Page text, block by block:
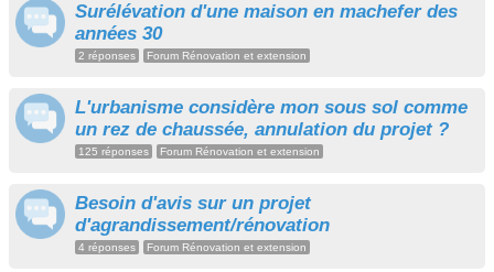
Surélévation d'une maison en machefer des
années 30
2 réponses Forum Rénovation et extension
L'urbanisme considère mon sous sol comme
un rez de chaussée, annulation du projet ?
125 réponses Forum Rénovation et extension
Besoin d'avis sur un projet
d'agrandissement/rénovation
4 réponses Forum Rénovation et extension